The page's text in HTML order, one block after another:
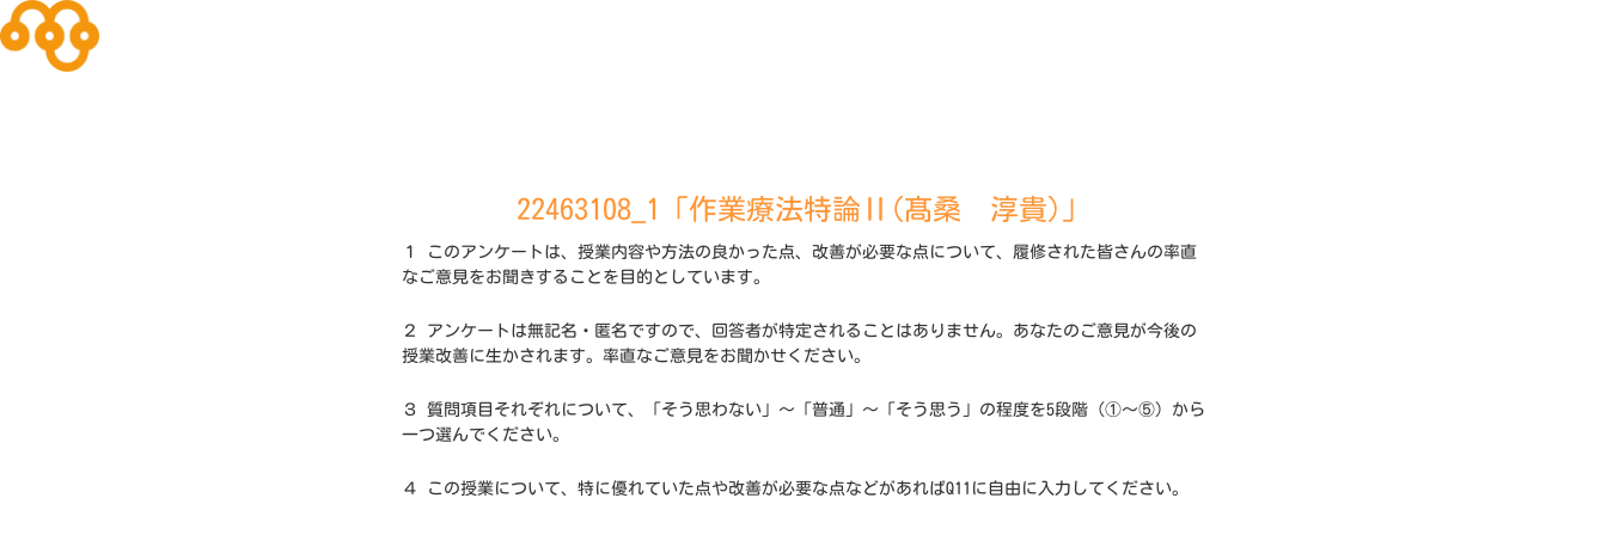
22463108_1「作業療法特論Ⅱ(髙桑 淳貴)」
１ このアンケートは、授業内容や方法の良かった点、改善が必要な点について、履修された皆さんの率直
なご意見をお聞きすることを目的としています。
２ アンケートは無記名・匿名ですので、回答者が特定されることはありません。あなたのご意見が今後の
授業改善に生かされます。率直なご意見をお聞かせください。
３ 質問項目それぞれについて、「そう思わない」～「普通」～「そう思う」の程度を5段階（①～⑤）から
一つ選んでください。
４ この授業について、特に優れていた点や改善が必要な点などがあればQ11に自由に入力してください。